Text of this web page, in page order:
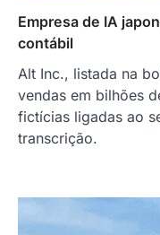
Empresa de IA
contábil
Alt Inc., listada na
vendas em bilhões
fictícias ligadas ao
transcrição.